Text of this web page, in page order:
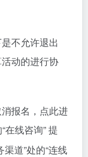
不允许退出
动的进行协
报名，点此进
在线咨询” 提
道”处的“连线